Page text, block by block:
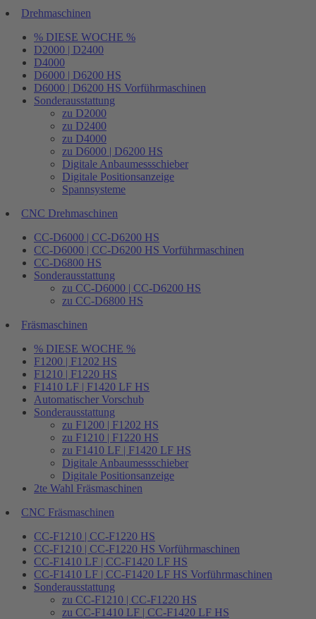
Drehmaschinen
% DIESE WOCHE %
D2000 | D2400
D4000
D6000 | D6200 HS
D6000 | D6200 HS Vorführmaschinen
Sonderausstattung
zu D2000
zu D2400
zu D4000
zu D6000 | D6200 HS
Digitale Anbaumessschieber
Digitale Positionsanzeige
Spannsysteme
CNC Drehmaschinen
CC-D6000 | CC-D6200 HS
CC-D6000 | CC-D6200 HS Vorführmaschinen
CC-D6800 HS
Sonderausstattung
zu CC-D6000 | CC-D6200 HS
zu CC-D6800 HS
Fräsmaschinen
% DIESE WOCHE %
F1200 | F1202 HS
F1210 | F1220 HS
F1410 LF | F1420 LF HS
Automatischer Vorschub
Sonderausstattung
zu F1200 | F1202 HS
zu F1210 | F1220 HS
zu F1410 LF | F1420 LF HS
Digitale Anbaumessschieber
Digitale Positionsanzeige
2te Wahl Fräsmaschinen
CNC Fräsmaschinen
CC-F1210 | CC-F1220 HS
CC-F1210 | CC-F1220 HS Vorführmaschinen
CC-F1410 LF | CC-F1420 LF HS
CC-F1410 LF | CC-F1420 LF HS Vorführmaschinen
Sonderausstattung
zu CC-F1210 | CC-F1220 HS
zu CC-F1410 LF | CC-F1420 LF HS